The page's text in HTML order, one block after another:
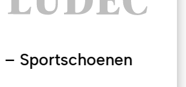
– Sportschoenen